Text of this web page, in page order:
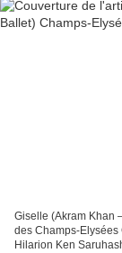
Giselle (Akram Khan
des Champs-
Hilarion Ken